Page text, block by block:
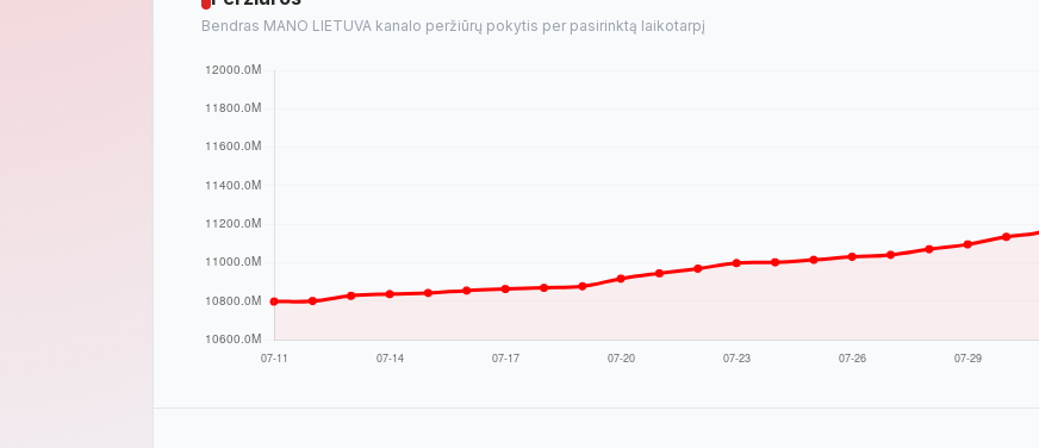
Bendras MANO LIETUVA kanalo peržiūrų pokytis per pasirinktą laikotarpį